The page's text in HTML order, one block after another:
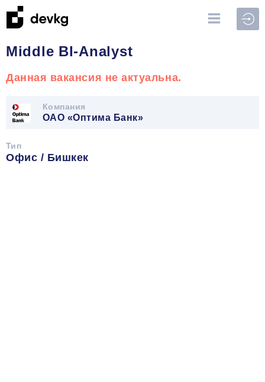
Middle BI-Analyst
Данная вакансия не актуальна.
Компания
ОАО «Оптима Банк»
Тип
Офис / Бишкек